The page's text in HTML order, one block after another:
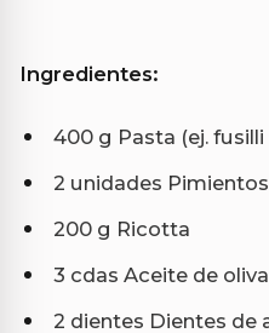
Ingredientes:
400 g Pasta (ej. fusilli
2 unidades
200 g Ricotta
3 cdas Aceite de
2 dientes Dientes de